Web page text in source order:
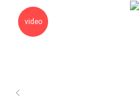
video